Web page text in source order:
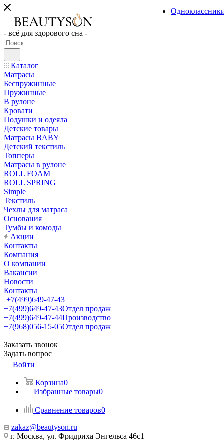
- всё для здорового сна -
Каталог
Матрасы
Беспружинные
Пружинные
В рулоне
Кровати
Подушки и одеяла
Детские товары
Матрасы BABY
Детский текстиль
Топперы
Матрасы в рулоне
ROLL FOAM
ROLL SPRING
Simple
Текстиль
Чехлы для матраса
Основания
Тумбы и комоды
Акции
Контакты
Компания
О компании
Вакансии
Новости
Контакты
+7(499)649-47-43
+7(499)649-47-43Отдел продаж
+7(499)649-47-44Производство
+7(968)056-15-05Отдел продаж
Заказать звонок
Задать вопрос
Войти
Корзина0
Избранные товары0
Сравнение товаров0
zakaz@beautyson.ru
г. Москва, ул. Фридриха Энгельса 46с1